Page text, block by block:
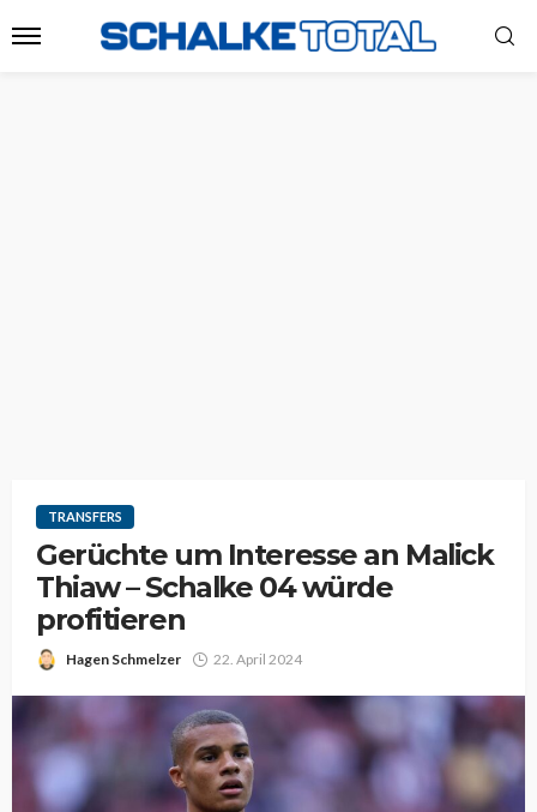
TRANSFERS
Gerüchte um Interesse an Malick
Thiaw – Schalke 04 würde
profitieren
Hagen Schmelzer 22. April 2024